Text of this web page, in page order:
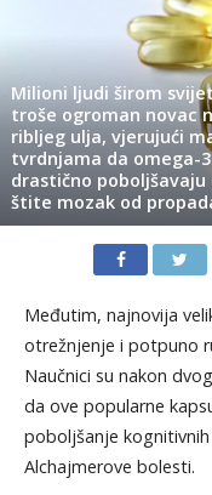
Milioni ljudi širom
troše ogroman novac
ribljeg ulja, vjerujući
tvrdnjama da omega-
drastično poboljšavaju
štite mozak od
Međutim, najnovija
otrežnjenje i potpuno
Naučnici su nakon
da ove popularne
poboljšanje
Alchajmerove bolesti.